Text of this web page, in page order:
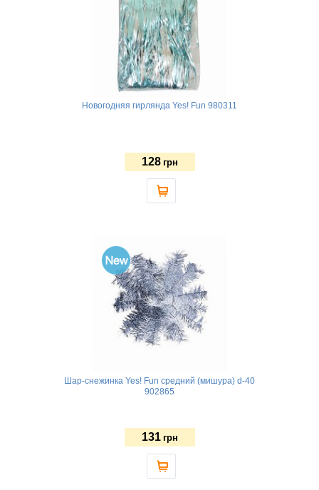
Новогодняя гирлянда Yes! Fun 980311
128 грн
Шар-снежинка Yes! Fun средний (мишура) d-40
902865
131 грн